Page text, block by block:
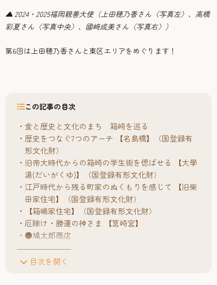
▲ 2024・2025福岡親善大使（上田穂乃香さん〈写真左〉、高橋
彩夏さん〈写真中央〉、國﨑成美さん〈写真右〉）
第6回は上田穂乃香さんと東区エリアをめぐります！
この記事の目次
目次を開く
食と歴史と文化のまち 箱崎を巡る
歴史をつなぐ7つのアーチ 【名島橋】（国登録有
形文化財）
旧帝大時代からの箱崎の学生街を偲ばせる 【大學
湯(だいがくゆ)】（国登録有形文化財）
江戸時代から残る町家のぬくもりを感じて 【旧柴
田家住宅】（国登録有形文化財）
【箱嶋家住宅】（国登録有形文化財）
厄除け・勝運の神さま 【筥崎宮】
●鳩太郎商店